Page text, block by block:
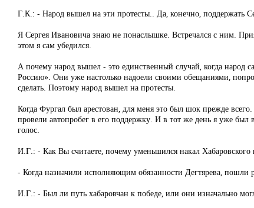
Г.К.: - Народ вышел на эти протесты.. Да, конечно, поддержать
Я Сергея Ивановича знаю не понаслышке. Встречался с ним.
этом я сам убедился.
А почему народ вышел - это единственный случай, когда народ
Россию». Они уже настолько надоели своими обещаниями,
сделать. Поэтому народ вышел на протесты.
Когда Фургал был арестован, для меня это был шок прежде
провели автопробег в его поддержку. И в тот же день я уже
голос.
И.Г.: - Как Вы считаете, почему уменьшился накал Хабаровского
- Когда назначили исполняющим обязанности Дегтярева, пошли
И.Г.: - Был ли путь хабаровчан к победе, или они изначально